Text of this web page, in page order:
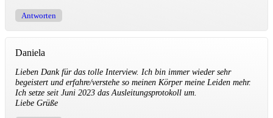
Antworten
Daniela
Lieben Dank für das tolle Interview. Ich bin immer wieder sehr
begeistert und erfahre/verstehe so meinen Körper meine Leiden mehr.
Ich setze seit Juni 2023 das Ausleitungsprotokoll um.
Liebe Grüße